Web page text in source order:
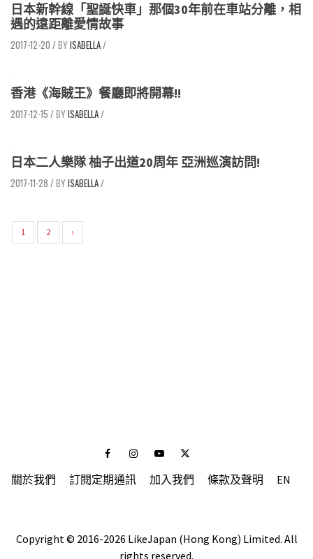
日本新幹線「聖誕快車」那個30年前在車站分離，相
遇的遠距離愛情故事
2017-12-20 / ISABELLA/
香港《海賊王》餐廳即將開幕!!
2017-12-15 / ISABELLA/
日本二人樂隊 柚子出道20周年 亞洲巡演訪問!
2017-11-28 / ISABELLA/
1 2 ›
FacebookInstagramYoutubeTwitter
關於我們 訂閱定期通訊 加入我們 條款及聲明 EN
Copyright © 2016-2026 LikeJapan (Hong Kong) Limited. All
rights reserved.